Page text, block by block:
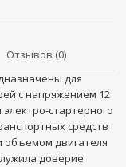
Отзывов (0)
для
с напряжением 12
стартерного
средств
объемом двигателя
доверие